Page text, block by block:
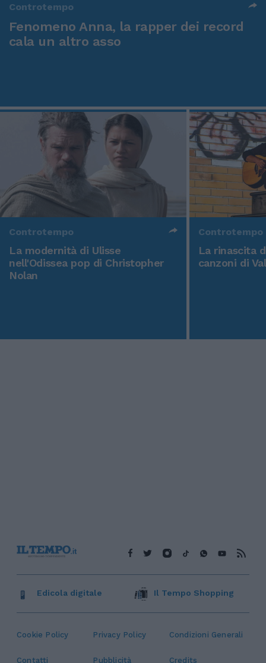
Controtempo
Fenomeno Anna, la rapper dei record
cala un altro asso
Controtempo
La modernità di Ulisse
nell'Odissea pop di Christopher
Nolan
Controtempo
La rinascita
canzoni di
Cookie Policy Privacy Policy Condizioni Generali
Contatti Pubblicità Credits
Edicola digitale Il Tempo Shopping